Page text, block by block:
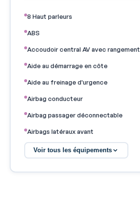
8 Haut parleurs
ABS
Accoudoir central AV avec rangement
Aide au démarrage en côte
Aide au freinage d'urgence
Airbag conducteur
Airbag passager déconnectable
Airbags latéraux avant
Airbags rideaux
Voir tous les équipements